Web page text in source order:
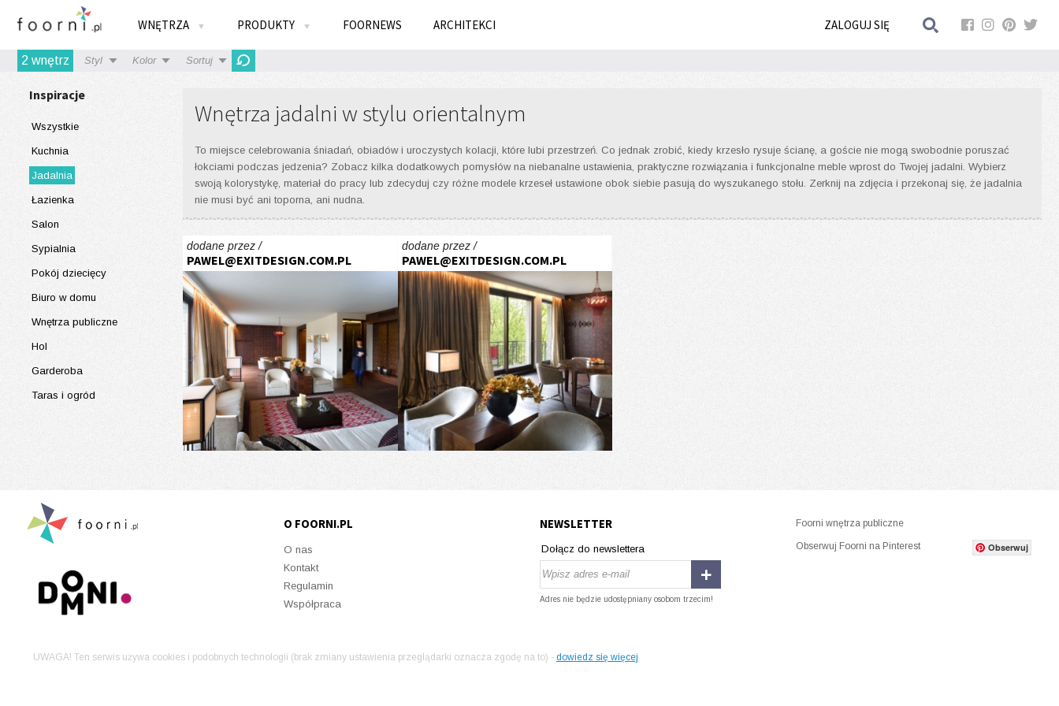
WNĘTRZA ▼ PRODUKTY ▼ FOORNEWS ARCHITEKCI ZALOGUJ SIĘ
2 wnętrz Styl Kolor Sortuj
Inspiracje
Wszystkie
Kuchnia
Jadalnia
Łazienka
Salon
Sypialnia
Pokój dziecięcy
Biuro w domu
Wnętrza publiczne
Hol
Garderoba
Taras i ogród
Wnętrza jadalni w stylu orientalnym
To miejsce celebrowania śniadań, obiadów i uroczystych kolacji, które lubi przestrzeń. Co jednak zrobić, kiedy krzesło rysuje ścianę, a goście nie mogą swobodnie poruszać
łokciami podczas jedzenia? Zobacz kilka dodatkowych pomysłów na niebanalne ustawienia, praktyczne rozwiązania i funkcjonalne meble wprost do Twojej jadalni. Wybierz
swoją kolorystykę, materiał do pracy lub zdecyduj czy różne modele krzeseł ustawione obok siebie pasują do wyszukanego stołu. Zerknij na zdjęcia i przekonaj się, że jadalnia
nie musi być ani toporna, ani nudna.
dodane przez /
PAWEL@EXITDESIGN.COM.PL
dodane przez /
PAWEL@EXITDESIGN.COM.PL
O FOORNI.PL
O nas
Kontakt
Regulamin
Współpraca
NEWSLETTER
Dołącz do newslettera
Adres nie będzie udostępniany osobom trzecim!
Foorni wnętrza publiczne
Obserwuj Foorni na Pinterest Obserwuj
UWAGA! Ten serwis używa cookies i podobnych technologii (brak zmiany ustawienia przeglądarki oznacza zgodę na to) - dowiedz się więcej